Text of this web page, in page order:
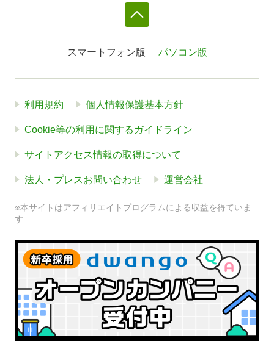
スマートフォン版 パソコン版
利用規約 個人情報保護基本方針
Cookie等の利用に関するガイドライン
サイトアクセス情報の取得について
法人・プレスお問い合わせ 運営会社
※本サイトはアフィリエイトプログラムによる収益を得ていま
す